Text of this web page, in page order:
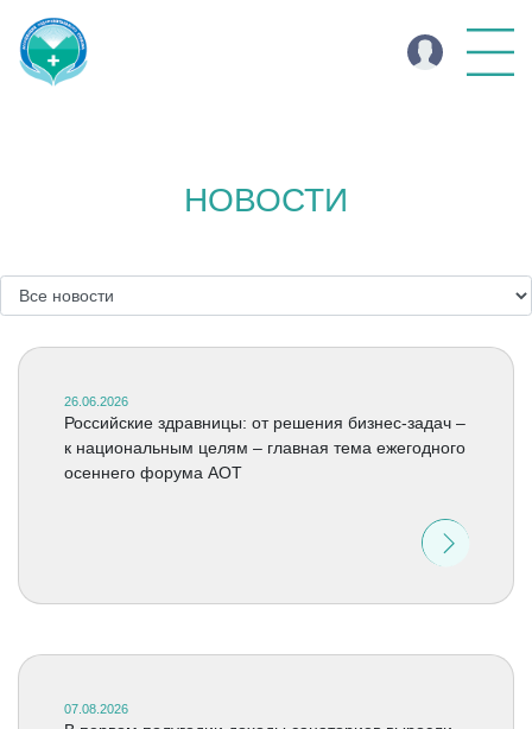
НОВОСТИ
26.06.2026
Российские здравницы: от решения бизнес-задач –
к национальным целям – главная тема ежегодного
осеннего форума АОТ
07.08.2026